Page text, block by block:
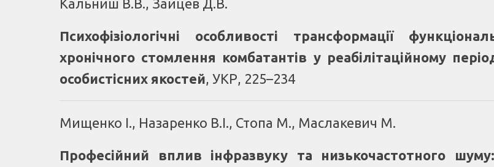
Кальниш В.В., Зайцев Д.В.
Психофізіологічні особливості трансформації
хронічного стомлення комбатантів у реабілітаційному
особистісних якостей, УКР, 225–234
Мищенко І., Назаренко В.І., Стопа М., Маслакевич М.
Професійний вплив інфразвуку та низькочастотного